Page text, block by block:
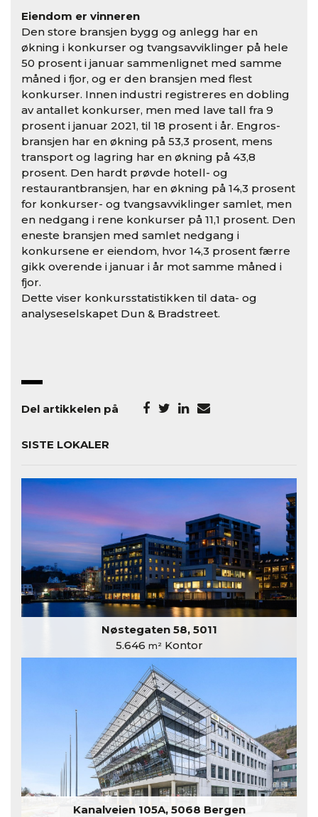
Eiendom er vinneren
Den store bransjen bygg og anlegg har en
økning i konkurser og tvangsavviklinger på hele
50 prosent i januar sammenlignet med samme
måned i fjor, og er den bransjen med flest
konkurser. Innen industri registreres en dobling
av antallet konkurser, men med lave tall fra 9
prosent i januar 2021, til 18 prosent i år. Engros-
bransjen har en økning på 53,3 prosent, mens
transport og lagring har en økning på 43,8
prosent. Den hardt prøvde hotell- og
restaurantbransjen, har en økning på 14,3 prosent
for konkurser- og tvangsavviklinger samlet, men
en nedgang i rene konkurser på 11,1 prosent. Den
eneste bransjen med samlet nedgang i
konkursene er eiendom, hvor 14,3 prosent færre
gikk overende i januar i år mot samme måned i
fjor.
Dette viser konkursstatistikken til data- og
analyseselskapet Dun & Bradstreet.
Del artikkelen på
SISTE LOKALER
Nøstegaten 58, 5011
5.646 m²Kontor
Kanalveien 105A, 5068 Bergen